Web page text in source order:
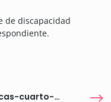
de discapacidad
https://siau.senescyt.gob.ec/becas-cuarto-nivel/